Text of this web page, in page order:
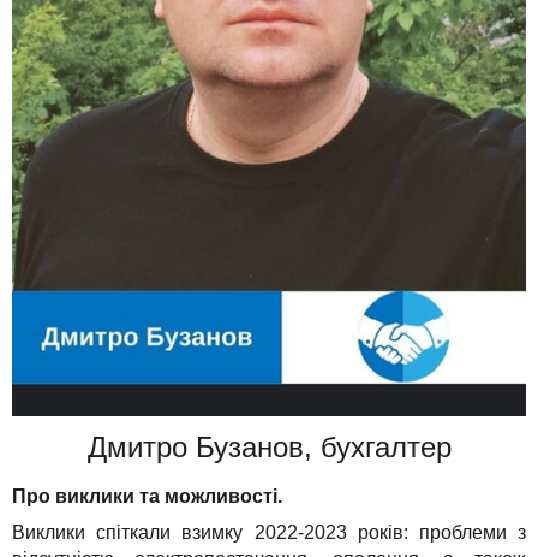
Дмитро Бузанов, бухгалтер
Про виклики та можливості.
Виклики спіткали взимку 2022-2023 років: проблеми з